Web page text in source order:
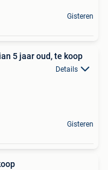
Gisteren
5 jaar oud, te koop
Details
Gisteren